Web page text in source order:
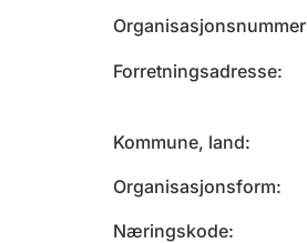
Organisasjonsnummer
Forretningsadresse
Kommune, land
Organisasjonsform
Næringskode